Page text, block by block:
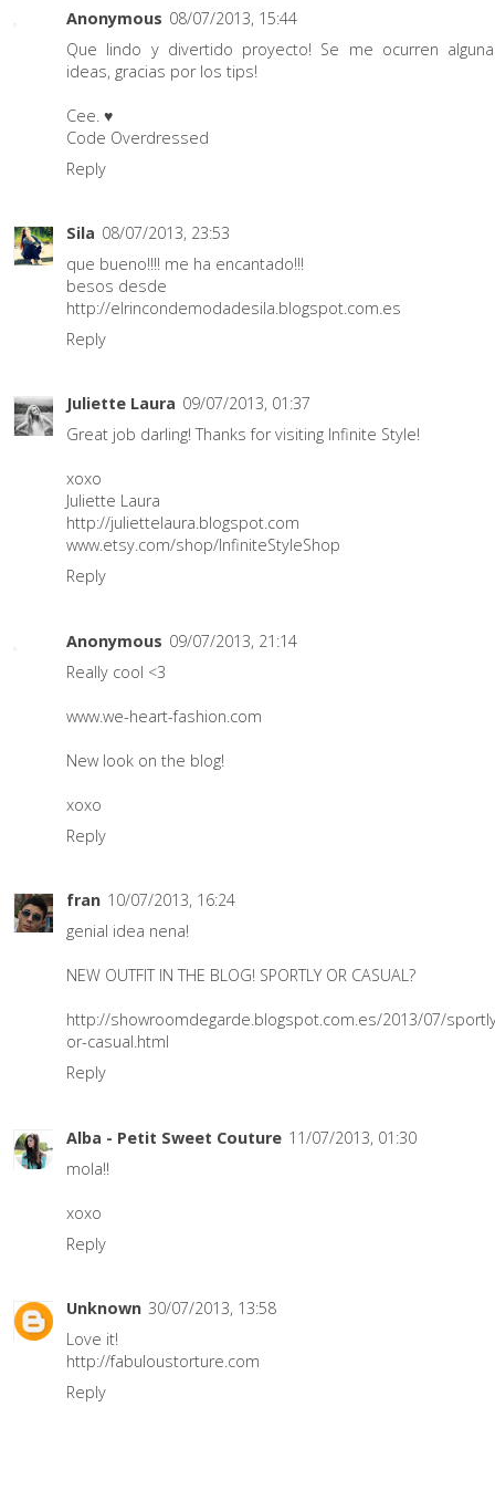
Anonymous 08/07/2013, 15:44
Que lindo y divertido proyecto! Se me ocurren
ideas, gracias por los tips!
Cee. ♥
Code Overdressed
Reply
Sila 08/07/2013, 23:53
que bueno!!!! me ha encantado!!!
besos desde
http://elrincondemodadesila.blogspot.com.es
Reply
Juliette Laura 09/07/2013, 01:37
Great job darling! Thanks for visiting Infinite Style!
xoxo
Juliette Laura
http://juliettelaura.blogspot.com
www.etsy.com/shop/InfiniteStyleShop
Reply
Anonymous 09/07/2013, 21:14
Really cool <3
www.we-heart-fashion.com
New look on the blog!
xoxo
Reply
fran 10/07/2013, 16:24
genial idea nena!
NEW OUTFIT IN THE BLOG! SPORTLY OR CASUAL?
http://showroomdegarde.blogspot.com.es/2013/07/
or-casual.html
Reply
Alba - Petit Sweet Couture 11/07/2013, 01:30
mola!!
xoxo
Reply
Unknown 30/07/2013, 13:58
Love it!
http://fabuloustorture.com
Reply